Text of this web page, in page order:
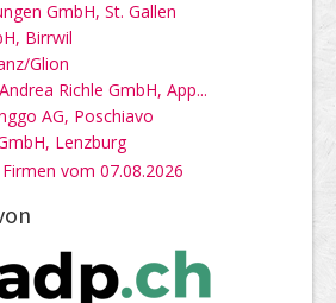
GmbH, St. Gallen
Birrwil
Glion
Richle GmbH, App...
AG, Poschiavo
Lenzburg
vom 07.08.2026